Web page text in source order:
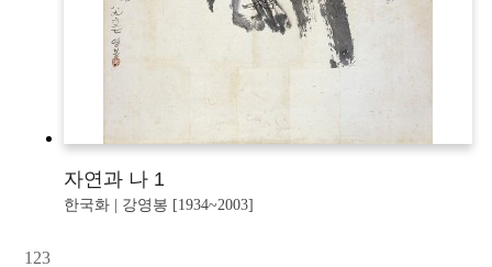
자연과 나 1
한국화 | 강영봉 [1934~2003]
1 23